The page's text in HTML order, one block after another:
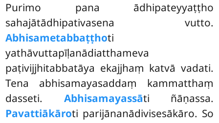
Purimo pana ādhipateyyaṭṭho
sahajātādhipativasena vutto.
Abhisametabbaṭṭhoti
yathāvuttapīḷanādiatthameva
paṭivijjhitabbatāya ekajjhaṃ katvā vadati.
Tena abhisamayasaddaṃ kammatthaṃ
dasseti. Abhisamayassāti ñāṇassa.
Pavattiākāroti parijānanādivisesākāro. So